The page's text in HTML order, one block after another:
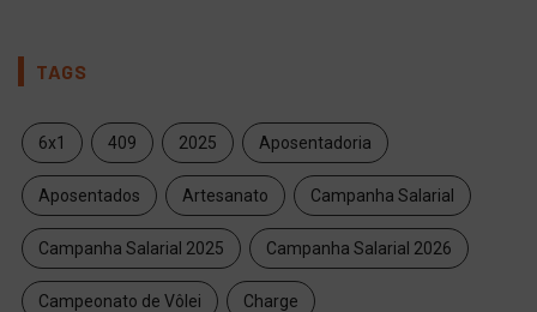
TAGS
6x1 409 2025 Aposentadoria
Aposentados Artesanato Campanha Salarial
Campanha Salarial 2025 Campanha Salarial 2026
Campeonato de Vôlei Charge